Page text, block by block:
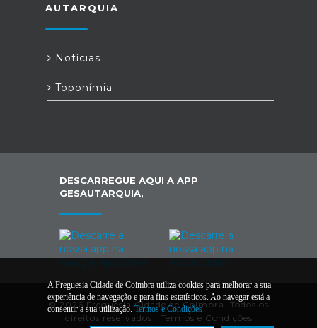
AUTARQUIA
Notícias
Toponímia
DESCARREGUE AQUI A APP
GESAUTARQUIA,
© 2026 Freguesia Cidade de Coimbra. Todos os
direitos reservados | Termos e Condições
A Freguesia Cidade de Coimbra utiliza cookies para melhorar a sua
experiência de navegação e para fins estatísticos. Ao navegar está a
consentir a sua utilização. Termos e Condições